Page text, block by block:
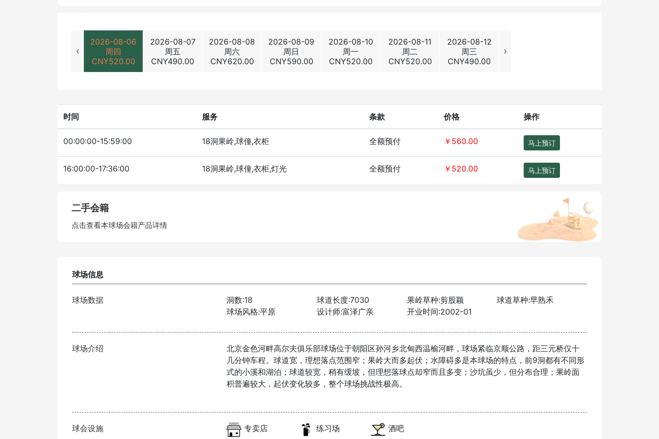
‹
2026-08-06
周四
CNY520.00
2026-08-07
周五
CNY490.00
2026-08-08
周六
CNY620.00
2026-08-09
周日
CNY590.00
2026-08-10
周一
CNY520.00
2026-08-11
周二
CNY520.00
2026-08-12
周三
CNY490.00
›
时间 服务 条款 价格 操作
00:00:00-15:59:00 18洞果岭,球僮,衣柜 全额预付 ￥560.00 马上预订
16:00:00-17:36:00 18洞果岭,球僮,衣柜,灯光 全额预付 ￥520.00 马上预订
二手会籍
点击查看本球场会籍产品详情
球场信息
球场数据 洞数:18 球道长度:7030 果岭草种:剪股颖
球道草种:早熟禾
球场风格:平原
设计师:富泽广亲 开业时间:2002-01
球场介绍
北京金色河畔高尔夫俱乐部球场位于朝阳区孙河乡北甸西温榆河畔，球场紧临京顺公路，距三元桥仅十
几分钟车程。球道宽，理想落点范围窄；果岭大而多起伏；水障碍多是本球场的特点，前9洞都有不同形
式的小溪和湖泊；球道较宽，稍有缓坡，但理想落球点却窄而且多变；沙坑虽少，但分布合理；果岭面
积普遍较大，起伏变化较多，整个球场挑战性极高。
球会设施 专卖店 练习场 酒吧